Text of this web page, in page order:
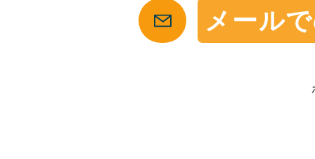
メール